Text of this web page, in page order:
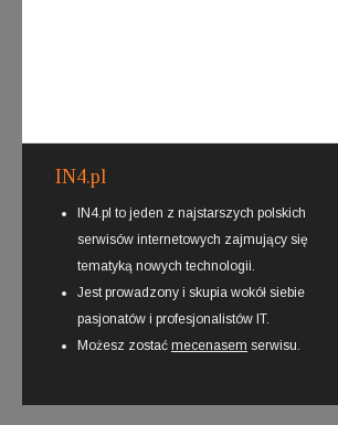
IN4.pl
IN4.pl to jeden z najstarszych polskich
serwisów internetowych zajmujący się
tematyką nowych technologii.
Jest prowadzony i skupia wokół siebie
pasjonatów i profesjonalistów IT.
Możesz zostać mecenasem serwisu.